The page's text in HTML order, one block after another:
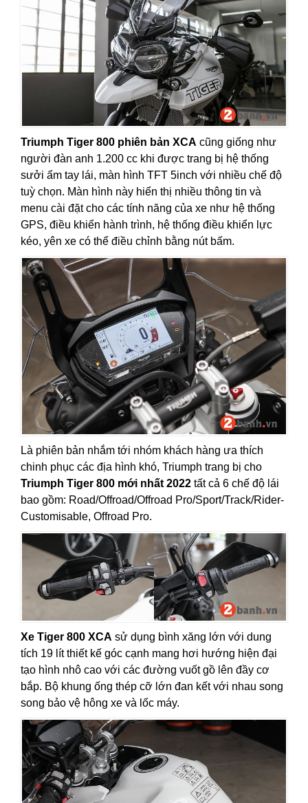
Triumph Tiger 800 phiên bản XCA cũng giống như
người đàn anh 1.200 cc khi được trang bị hệ thống
sưởi ấm tay lái, màn hình TFT 5inch với nhiều chế độ
tuỳ chọn. Màn hình này hiển thị nhiều thông tin và
menu cài đặt cho các tính năng của xe như hệ thống
GPS, điều khiển hành trình, hệ thống điều khiển lực
kéo, yên xe có thể điều chỉnh bằng nút bấm.
Là phiên bản nhắm tới nhóm khách hàng ưa thích
chinh phục các địa hình khó, Triumph trang bị cho
Triumph Tiger 800 mới nhất 2022 tất cả 6 chế độ lái
bao gồm: Road/Off­road/Offroad Pro/Sport/Track/Rider-
Customisable, Offroad Pro.
Xe Tiger 800 XCA sử dụng bình xăng lớn với dung
tích 19 lít thiết kế góc cạnh mang hơi hướng hiện đại
tạo hình nhô cao với các đường vuốt gồ lên đầy cơ
bắp. Bộ khung ống thép cỡ lớn đan kết với nhau song
song bảo vệ hông xe và lốc máy.